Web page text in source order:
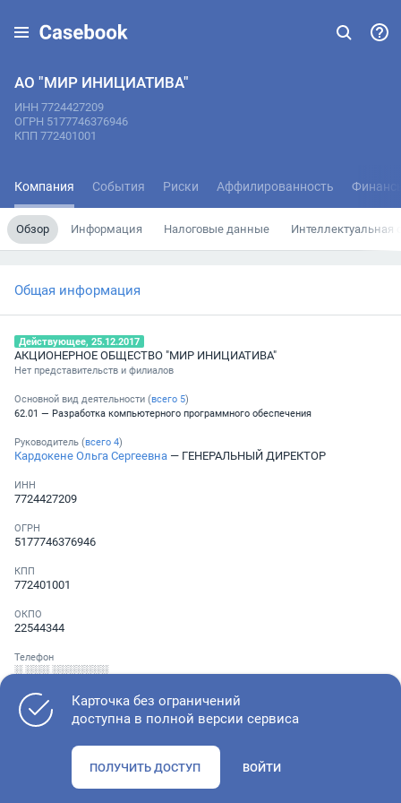
АО "МИР ИНИЦИАТИВА"
ИНН 7724427209
ОГРН 5177746376946
КПП 772401001
Компания События Риски Аффилированность
Обзор Информация Налоговые данные Интеллектуальная
Общая информация
Действующее, 25.12.2017
АКЦИОНЕРНОЕ ОБЩЕСТВО "МИР ИНИЦИАТИВА"
Нет представительств и филиалов
Основной вид деятельности (всего 5)
62.01 — Разработка компьютерного программного обеспечения
Руководитель (всего 4)
Кардокене Ольга Сергеевна — ГЕНЕРАЛЬНЫЙ ДИРЕКТОР
ИНН
7724427209
ОГРН
5177746376946
КПП
772401001
ОКПО
22544344
Телефон
░ ░░░ ░░░░░░░
Проверьте учредительные документы, адрес регистрации и
Карточка без ограничений
доступна в полной версии сервиса
ПОЛУЧИТЬ ДОСТУП ВОЙТИ